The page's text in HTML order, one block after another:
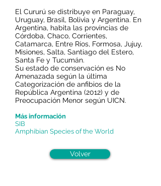
El Cururú se distribuye en Paraguay,
Uruguay, Brasil, Bolivia y Argentina. En
Argentina, habita las provincias de
Córdoba, Chaco, Corrientes,
Catamarca, Entre Ríos, Formosa, Jujuy,
Misiones, Salta, Santiago del Estero,
Santa Fe y Tucumán.
Su estado de conservación es No
Amenazada según la última
Categorización de anfibios de la
República Argentina (2012) y de
Preocupación Menor según UICN.
Más información
SIB
Amphibian Species of the World
Volver